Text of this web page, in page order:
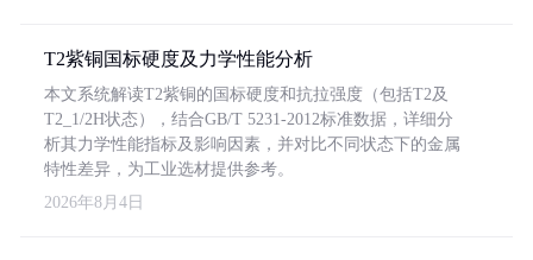
T2紫铜国标硬度及力学性能分析
本文系统解读T2紫铜的国标硬度和抗拉强度（包括T2及
T2_1/2H状态），结合GB/T 5231-2012标准数据，详细分
析其力学性能指标及影响因素，并对比不同状态下的金属
特性差异，为工业选材提供参考。
2026年8月4日